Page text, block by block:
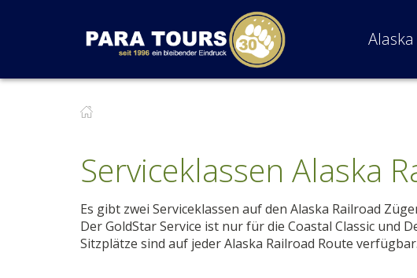
Weiter zur Hauptnavigation
Weiter zum Inhalt
Weiter zur Kontaktseite Alaska
Serviceklassen Alaska
Es gibt zwei Serviceklassen auf den Alaska Railroad
Der GoldStar Service ist nur für die Coastal Classic und
Sitzplätze sind auf jeder Alaska Railroad Route verfügbar.